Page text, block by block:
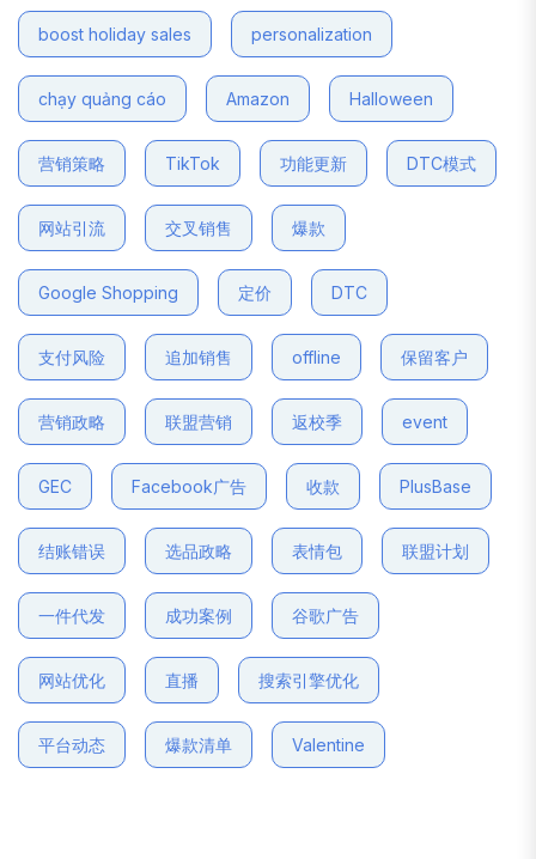
boost holiday sales personalization
chạy quảng cáo Amazon Halloween
营销策略 TikTok 功能更新 DTC模式
网站引流 交叉销售 爆款
Google Shopping 定价 DTC
支付风险 追加销售 offline 保留客户
营销政略 联盟营销 返校季 event
GEC Facebook广告 收款 PlusBase
结账错误 选品政略 表情包 联盟计划
一件代发 成功案例 谷歌广告
网站优化 直播 搜索引擎优化
平台动态 爆款清单 Valentine